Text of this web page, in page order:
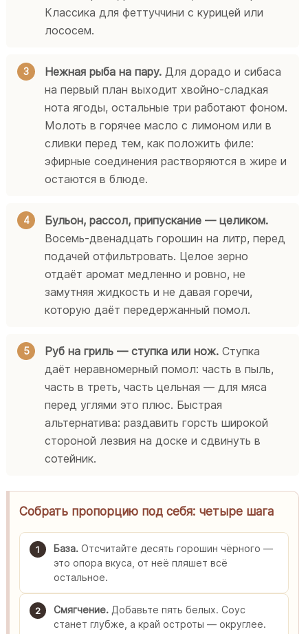
Классика для феттуччини с курицей или
лососем.
Нежная рыба на пару. Для дорадо и сибаса
на первый план выходит хвойно-сладкая
нота ягоды, остальные три работают фоном.
Молоть в горячее масло с лимоном или в
сливки перед тем, как положить филе:
эфирные соединения растворяются в жире и
остаются в блюде.
Бульон, рассол, припускание — целиком.
Восемь-двенадцать горошин на литр, перед
подачей отфильтровать. Целое зерно
отдаёт аромат медленно и ровно, не
замутняя жидкость и не давая горечи,
которую даёт передержанный помол.
Руб на гриль — ступка или нож. Ступка
даёт неравномерный помол: часть в пыль,
часть в треть, часть цельная — для мяса
перед углями это плюс. Быстрая
альтернатива: раздавить горсть широкой
стороной лезвия на доске и сдвинуть в
сотейник.
Собрать пропорцию под себя: четыре шага
1 База. Отсчитайте десять горошин чёрного —
это опора вкуса, от неё пляшет всё
остальное.
2 Смягчение. Добавьте пять белых. Соус
станет глубже, а край остроты — округлее.